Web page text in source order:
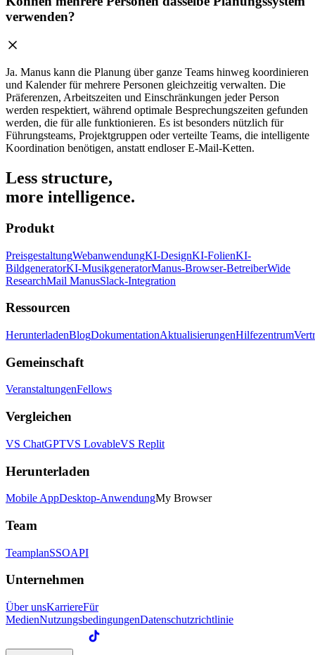
verwenden?
Ja. Manus kann die Planung über ganze Teams hinweg koordinieren
und Kalender für mehrere Personen gleichzeitig verwalten. Die
Präferenzen, Arbeitszeiten und Einschränkungen jeder Person
werden respektiert, während optimale Besprechungszeiten gefunden
werden, die für alle funktionieren. Es ist besonders nützlich für
Führungsteams, Projektgruppen oder verteilte Teams, die intelligente
Koordination benötigen, anstatt endloser E-Mail-Ketten.
Less structure,
more intelligence.
Produkt
PreisgestaltungWebanwendungKI-DesignKI-FolienKI-
BildgeneratorKI-MusikgeneratorManus-Browser-BetreiberWide
ResearchMail ManusSlack-Integration
Ressourcen
HerunterladenBlogDokumentationAktualisierungenHilfezentrum
Gemeinschaft
VeranstaltungenFellows
Vergleichen
VS ChatGPTVS LovableVS Replit
Herunterladen
Mobile AppDesktop-AnwendungMy Browser
Team
TeamplanSSOAPI
Unternehmen
Über unsKarriereFür
MedienNutzungsbedingungenDatenschutzrichtlinie